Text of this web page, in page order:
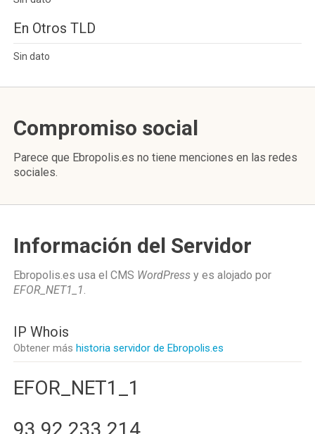
En Otros TLD
Sin dato
Compromiso social
Parece que Ebropolis.es no tiene menciones en las redes
sociales.
Información del Servidor
Ebropolis.es usa el CMS WordPress y es alojado por
EFOR_NET1_1.
IP Whois
Obtener más historia servidor de Ebropolis.es
EFOR_NET1_1